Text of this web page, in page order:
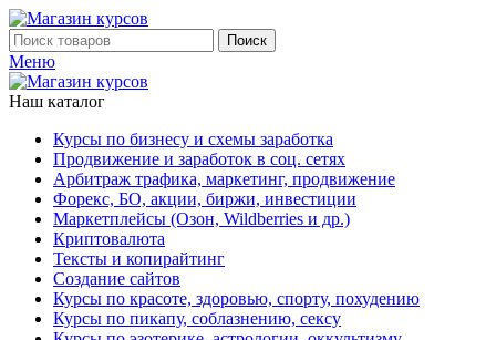
Поиск
Меню
Наш каталог
Курсы по бизнесу и схемы заработка
Продвижение и заработок в соц. сетях
Арбитраж трафика, маркетинг, продвижение
Форекс, БО, акции, биржи, инвестиции
Маркетплейсы (Озон, Wildberries и др.)
Криптовалюта
Тексты и копирайтинг
Создание сайтов
Курсы по красоте, здоровью, спорту, похудению
Курсы по пикапу, соблазнению, сексу